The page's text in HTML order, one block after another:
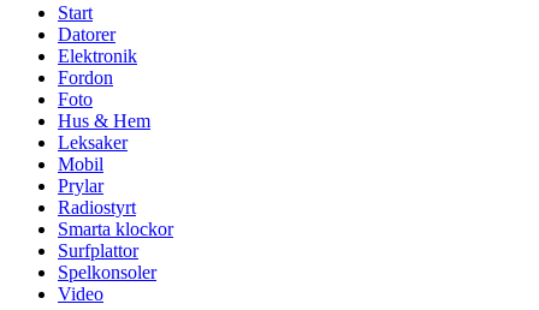
Start
Datorer
Elektronik
Fordon
Foto
Hus & Hem
Leksaker
Mobil
Prylar
Radiostyrt
Smarta klockor
Surfplattor
Spelkonsoler
Video